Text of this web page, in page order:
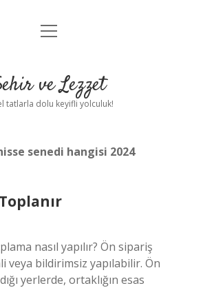
Anasayfa
Yasal Uyarı
menüyü
ve Lezzet
tatlarla dolu keyifli yolculuk!
senedi hangisi 2024
nasıl yapılır? Ön sipariş
veya bildirimsiz yapılabilir. Ön
yerlerde, ortaklığın esas